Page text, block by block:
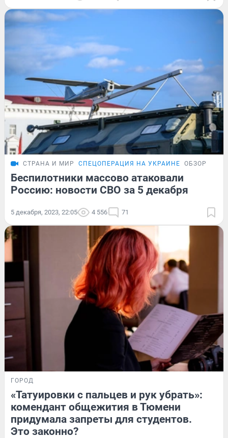
СТРАНА И МИР СПЕЦОПЕРАЦИЯ НА УКРАИНЕ ОБЗОР
Беспилотники массово атаковали
Россию: новости СВО за 5 декабря
5 декабря, 2023, 22:05 4 556 71
ГОРОД
«Татуировки с пальцев и рук убрать»:
комендант общежития в Тюмени
придумала запреты для студентов.
Это законно?